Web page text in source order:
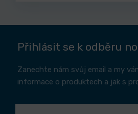
Přihlásit se k odběru
Zanechte nám svůj email a my
informace o produktech a jak s